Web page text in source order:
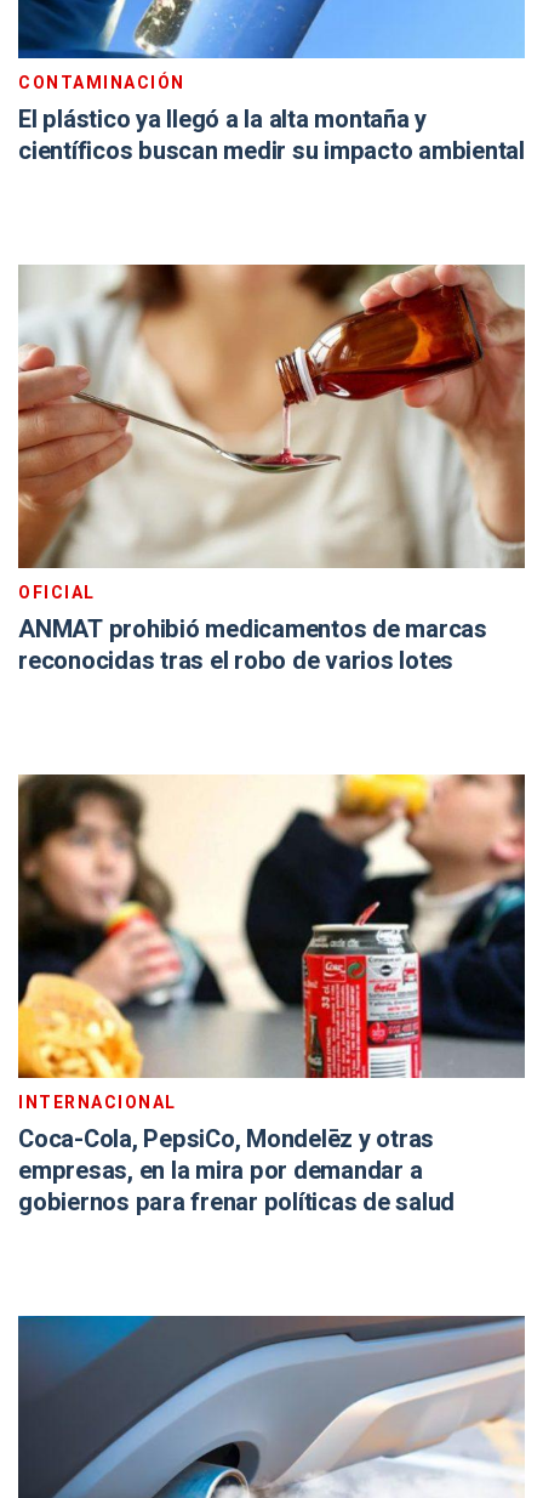
CONTAMINACIÓN
El plástico ya llegó a la alta montaña y
científicos buscan medir su impacto ambiental
OFICIAL
ANMAT prohibió medicamentos de marcas
reconocidas tras el robo de varios lotes
INTERNACIONAL
Coca-Cola, PepsiCo, Mondelēz y otras
empresas, en la mira por demandar a
gobiernos para frenar políticas de salud